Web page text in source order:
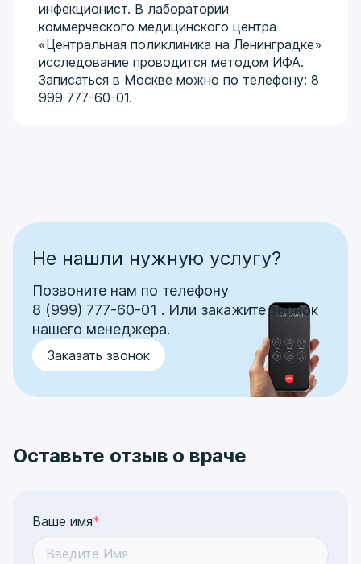
инфекционист. В лаборатории
коммерческого медицинского центра
«Центральная поликлиника на Ленинградке»
исследование проводится методом ИФА.
Записаться в Москве можно по телефону: 8
999 777-60-01.
Заказать звонок
Не нашли нужную услугу?
Позвоните нам по телефону
8 (999) 777-60-01 . Или закажите звонок
нашего менеджера.
Оставьте отзыв о враче
Ваше имя*